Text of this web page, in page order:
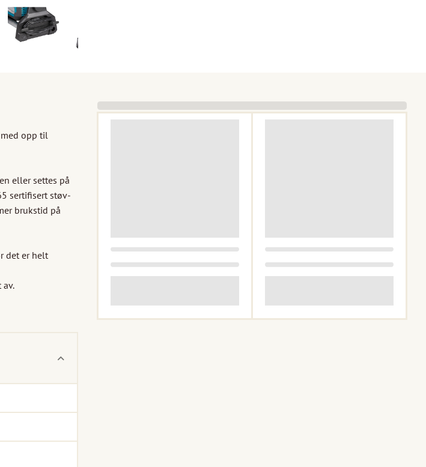
opp til
eller settes på
sertifisert støv-
brukstid på
det er helt